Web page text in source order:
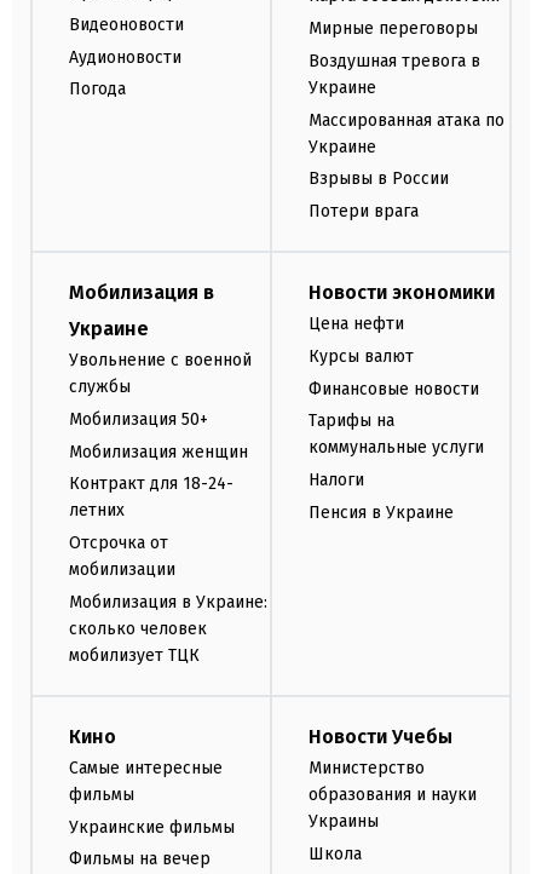
Видеоновости
Аудионовости
Погода
Мирные переговоры
Воздушная тревога в
Украине
Массированная атака по
Украине
Взрывы в России
Потери врага
Мобилизация в
Украине
Увольнение с военной
службы
Мобилизация 50+
Мобилизация женщин
Контракт для 18-24-
летних
Отсрочка от
мобилизации
Мобилизация в Украине:
сколько человек
мобилизует ТЦК
Новости экономики
Цена нефти
Курсы валют
Финансовые новости
Тарифы на
коммунальные услуги
Налоги
Пенсия в Украине
Кино
Самые интересные
фильмы
Украинские фильмы
Фильмы на вечер
Новости Учебы
Министерство
образования и науки
Украины
Школа